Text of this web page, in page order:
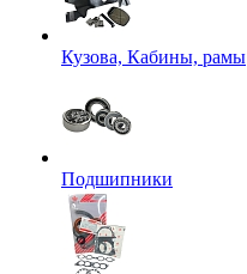
Кузова, Кабины, рамы
Подшипники